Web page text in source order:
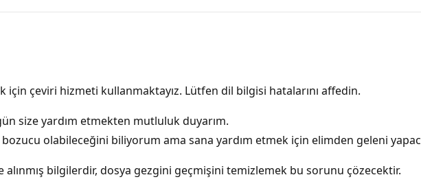
için çeviri hizmeti kullanmaktayız. Lütfen dil bilgisi hatalarını affedin.
size yardım etmekten mutluluk duyarım.
olabileceğini biliyorum ama sana yardım etmek için elimden geleni
bilgilerdir, dosya gezgini geçmişini temizlemek bu sorunu çözecektir.